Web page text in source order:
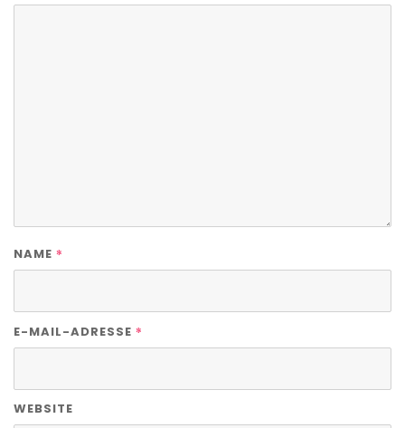
NAME *
E-MAIL-ADRESSE *
WEBSITE